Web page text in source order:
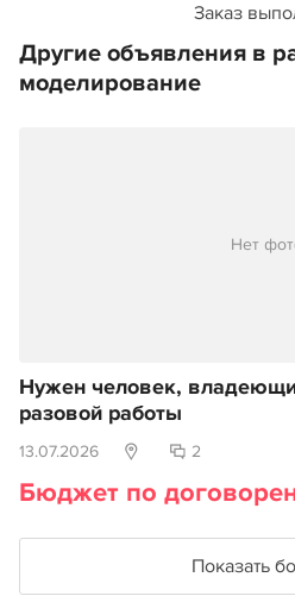
Заказ
Другие объявления в
моделирование
Нет
Нужен человек,
разовой работы
13.07.2026 2
Бюджет по
Показать